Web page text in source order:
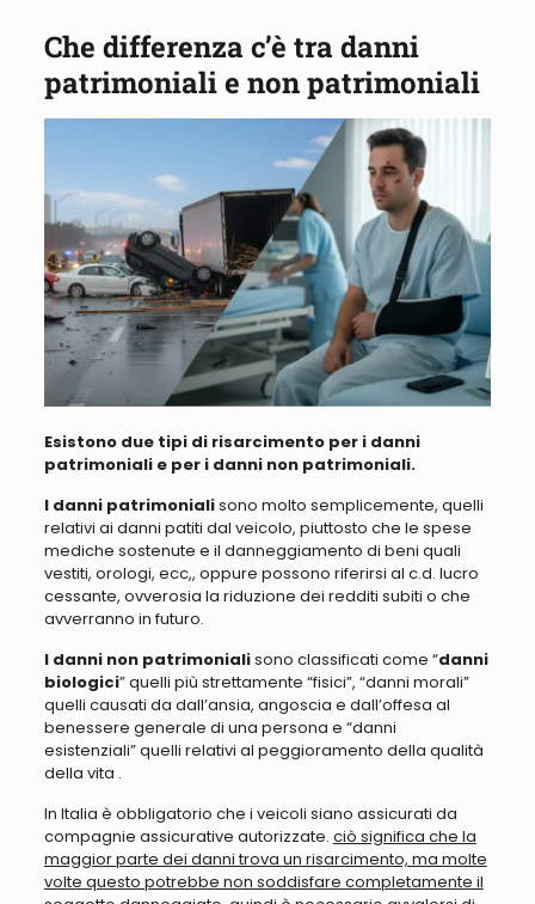
Che differenza c’è tra danni
patrimoniali e non patrimoniali
Esistono due tipi di risarcimento per i danni
patrimoniali e per i danni non patrimoniali.
I danni patrimonialisono molto semplicemente, quelli
relativi ai danni patiti dal veicolo, piuttosto che le spese
mediche sostenute e il danneggiamento di beni quali
vestiti, orologi, ecc,, oppure possono riferirsi al c.d. lucro
cessante, ovverosia la riduzione dei redditi subiti o che
avverranno in futuro.
I danni non patrimonialisono classificati come “danni
biologici” quelli più strettamente “fisici”, “danni morali”
quelli causati da dall’ansia, angoscia e dall’offesa al
benessere generale di una persona e “danni
esistenziali” quelli relativi al peggioramento della qualità
della vita .
In Italia è obbligatorio che i veicoli siano assicurati da
compagnie assicurative autorizzate. ciò significa che la
maggior parte dei danni trova un risarcimento, ma molte
volte questo potrebbe non soddisfare completamente il